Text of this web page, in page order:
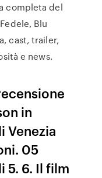
completa del
Blu
cast, trailer,
e news.
in
Venezia
05
5. 6. Il film